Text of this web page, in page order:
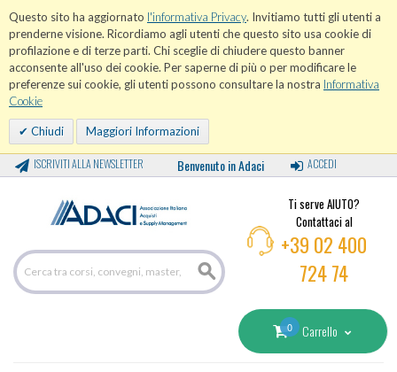
Questo sito ha aggiornato l'informativa Privacy. Invitiamo tutti gli utenti a
prenderne visione. Ricordiamo agli utenti che questo sito usa cookie di
profilazione e di terze parti. Chi sceglie di chiudere questo banner
acconsente all'uso dei cookie. Per saperne di più o per modificare le
preferenze sui cookie, gli utenti possono consultare la nostra Informativa
Cookie
Chiudi Maggiori Informazioni
ISCRIVITI ALLA NEWSLETTER Benvenuto in Adaci ACCEDI
Ti serve AIUTO?
Contattaci al
+39 02 400
724 74
0 Carrello